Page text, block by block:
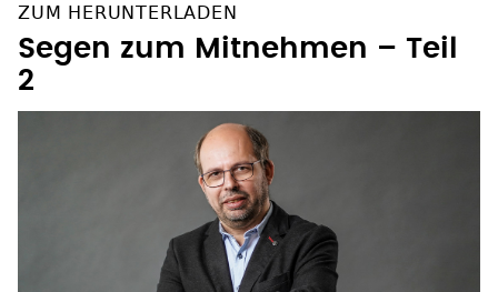
ZUM HERUNTERLADEN
Segen zum Mitnehmen – Teil
2